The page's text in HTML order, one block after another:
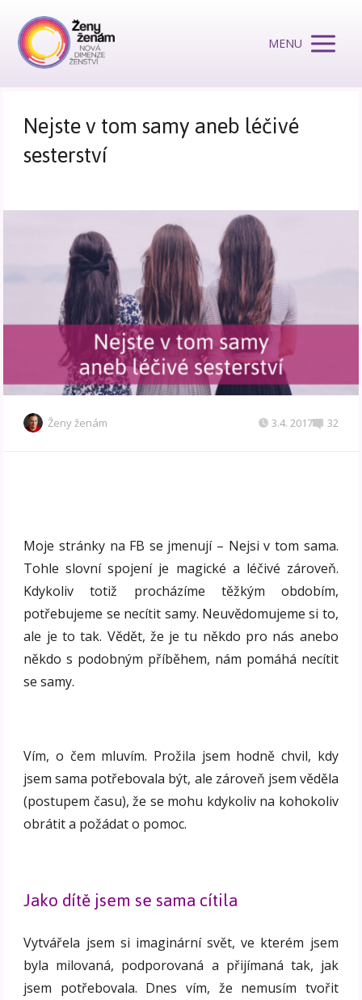
MENU
Nejste v tom samy aneb léčivé
sesterství
Ženy ženám 3.4. 2017 32
Moje stránky na FB se jmenují – Nejsi v tom sama.
Tohle slovní spojení je magické a léčivé zároveň.
Kdykoliv totiž procházíme těžkým obdobím,
potřebujeme se necítit samy. Neuvědomujeme si to,
ale je to tak. Vědět, že je tu někdo pro nás anebo
někdo s podobným příběhem, nám pomáhá necítit
se samy.
Vím, o čem mluvím. Prožila jsem hodně chvil, kdy
jsem sama potřebovala být, ale zároveň jsem věděla
(postupem času), že se mohu kdykoliv na kohokoliv
obrátit a požádat o pomoc.
Jako dítě jsem se sama cítila
Vytvářela jsem si imaginární svět, ve kterém jsem
byla milovaná, podporovaná a přijímaná tak, jak
jsem potřebovala. Dnes vím, že nemusím tvořit